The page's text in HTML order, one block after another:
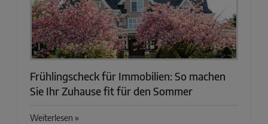
Frühlingscheck für Immobilien: So machen
Sie Ihr Zuhause fit für den Sommer
Weiterlesen »